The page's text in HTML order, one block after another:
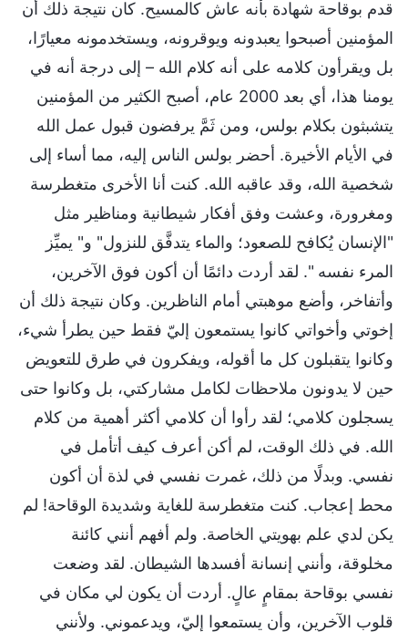
قدم بوقاحة شهادة بأنه عاش كالمسيح. كان نتيجة ذلك أن
المؤمنين أصبحوا يعبدونه ويوقرونه، ويستخدمونه معيارًا،
بل ويقرأون كلامه على أنه كلام الله – إلى درجة أنه في
يومنا هذا، أي بعد 2000 عام، أصبح الكثير من المؤمنين
يتشبثون بكلام بولس، ومن ثَمَّ يرفضون قبول عمل الله
في الأيام الأخيرة. أحضر بولس الناس إليه، مما أساء إلى
شخصية الله، وقد عاقبه الله. كنت أنا الأخرى متغطرسة
ومغرورة، وعشت وفق أفكار شيطانية ومناظير مثل
"الإنسان يُكافح للصعود؛ والماء يتدفَّق للنزول" و" يميِّز
المرء نفسه ". لقد أردت دائمًا أن أكون فوق الآخرين،
وأتفاخر، وأضع موهبتي أمام الناظرين. وكان نتيجة ذلك أن
إخوتي وأخواتي كانوا يستمعون إليّ فقط حين يطرأ شيء،
وكانوا يتقبلون كل ما أقوله، ويفكرون في طرق للتعويض
حين لا يدونون ملاحظات لكامل مشاركتي، بل وكانوا حتى
يسجلون كلامي؛ لقد رأوا أن كلامي أكثر أهمية من كلام
الله. في ذلك الوقت، لم أكن أعرف كيف أتأمل في
نفسي. وبدلًا من ذلك، غمرت نفسي في لذة أن أكون
محط إعجاب. كنت متغطرسة للغاية وشديدة الوقاحة! لم
يكن لدي علم بهويتي الخاصة. ولم أفهم أنني كائنة
مخلوقة، وأنني إنسانة أفسدها الشيطان. لقد وضعت
نفسي بوقاحة بمقامٍ عالٍ. أردت أن يكون لي مكان في
قلوب الآخرين، وأن يستمعوا إليّ، ويدعموني. ولأنني